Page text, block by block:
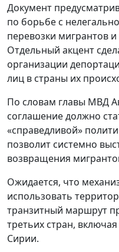
Документ
по борьбе с
перевозки мигрантов
Отдельный акцент
организации
лиц в страны их
По словам главы МВД
соглашение должно
«справедливой»
позволит системно
возвращения
Ожидается, что
использовать
транзитный маршрут
третьих стран,
Сирии.